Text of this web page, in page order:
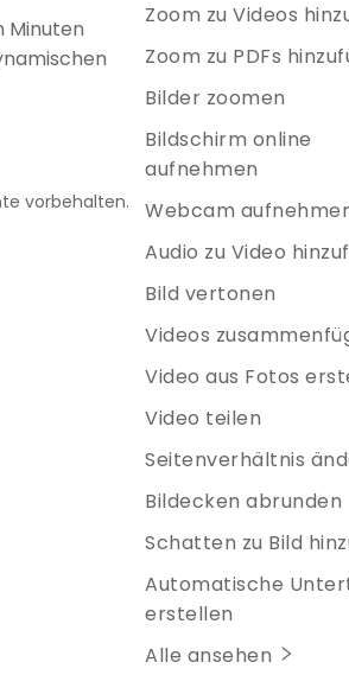
Minuten
vorbehalten.
Zoom zu Videos
Zoom zu PDFs
Bilder zoomen
Bildschirm online
aufnehmen
Webcam
Audio zu Video
Bild vertonen
Videos
Video aus Fotos
Video teilen
Seitenverhältnis
Bildecken abrunden
Schatten zu Bild
Automatische
erstellen
Alle ansehen